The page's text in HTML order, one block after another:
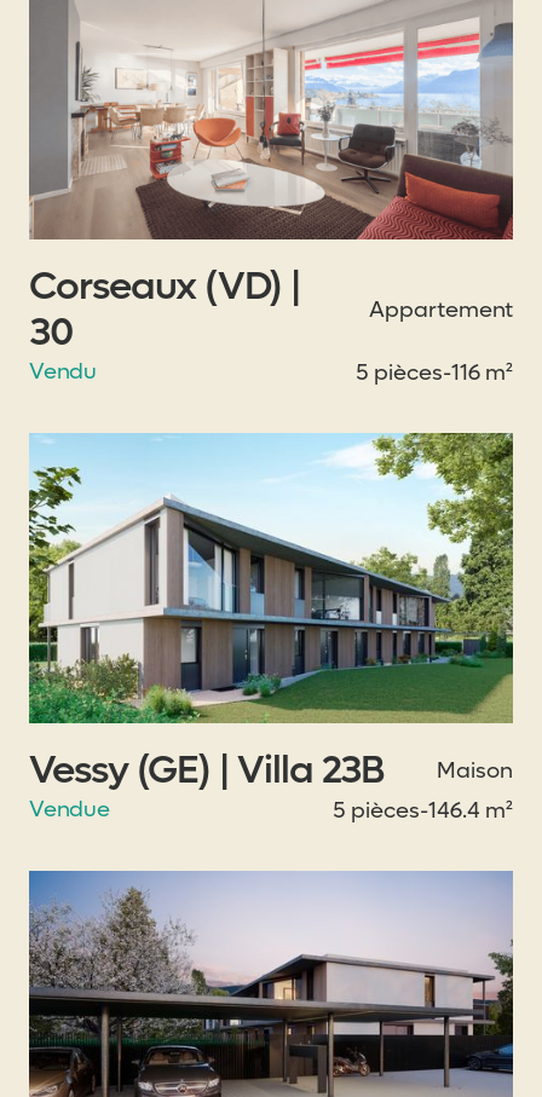
Corseaux (VD) |
30
Appartement
Vendu 5 pièces-116 m²
Vessy (GE) | Villa 23B
Maison
Vendue
5 pièces-146.4 m²